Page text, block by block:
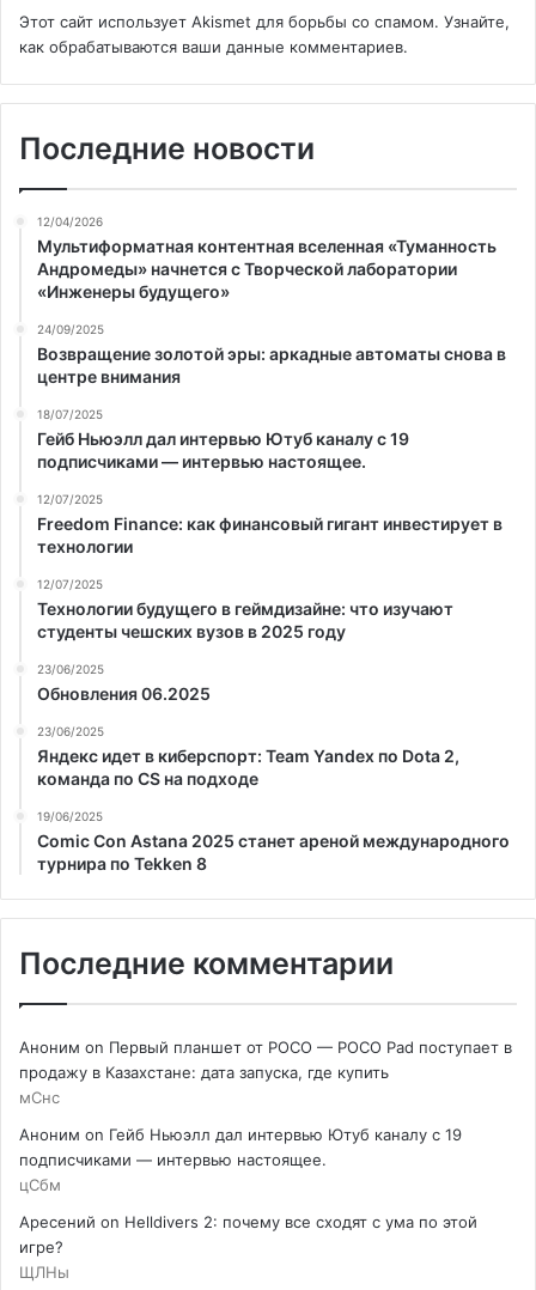
Этот сайт использует Akismet для борьбы со спамом. Узнайте,
как обрабатываются ваши данные комментариев.
Последние новости
12/04/2026
Мультиформатная контентная вселенная «Туманность
Андромеды» начнется с Творческой лаборатории
«Инженеры будущего»
24/09/2025
Возвращение золотой эры: аркадные автоматы снова в
центре внимания
18/07/2025
Гейб Ньюэлл дал интервью Ютуб каналу с 19
подписчиками — интервью настоящее.
12/07/2025
Freedom Finance: как финансовый гигант инвестирует в
технологии
12/07/2025
Технологии будущего в геймдизайне: что изучают
студенты чешских вузов в 2025 году
23/06/2025
Обновления 06.2025
23/06/2025
Яндекс идет в киберспорт: Team Yandex по Dota 2,
команда по CS на подходе
19/06/2025
Comic Con Astana 2025 станет ареной международного
турнира по Tekken 8
Последние комментарии
Аноним on Первый планшет от POCO — POCO Pad поступает в
продажу в Казахстане: дата запуска, где купить
мСнс
Аноним on Гейб Ньюэлл дал интервью Ютуб каналу с 19
подписчиками — интервью настоящее.
цСбм
Аресений on Helldivers 2: почему все сходят с ума по этой
игре?
ЩЛНы